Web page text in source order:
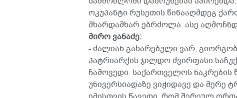
ოკუპანტი რუსეთის წინააღმდეგ
მხარდამხარ ებრძოლა. ასე
მირო ვანაძე:
- ძალიან გახარებული ვარ,
პატრიარქის ჯილდო ძვირფასი
ჩამოვედი. საქართველოს
უნივერსიადაზე ვიჭიდავე და მერე